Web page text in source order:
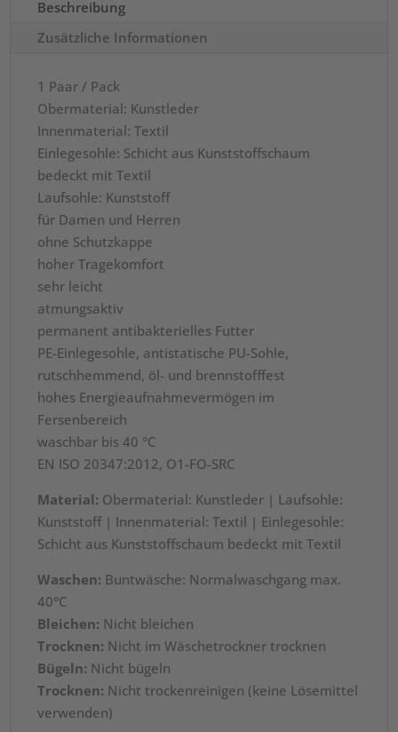
SRC,
Paar
Pack
Menge
Beschreibung
Zusätzliche Informationen
1 Paar / Pack
Obermaterial: Kunstleder
Innenmaterial: Textil
Einlegesohle: Schicht aus Kunststoffschaum
bedeckt mit Textil
Laufsohle: Kunststoff
für Damen und Herren
ohne Schutzkappe
hoher Tragekomfort
sehr leicht
atmungsaktiv
permanent antibakterielles Futter
PE-Einlegesohle, antistatische PU-Sohle,
rutschhemmend, öl- und brennstofffest
hohes Energieaufnahmevermögen im
Fersenbereich
waschbar bis 40 °C
EN ISO 20347:2012, O1-FO-SRC
Material: Obermaterial: Kunstleder | Laufsohle:
Kunststoff | Innenmaterial: Textil | Einlegesohle:
Schicht aus Kunststoffschaum bedeckt mit Textil
Waschen: Buntwäsche: Normalwaschgang max.
40°C
Bleichen: Nicht bleichen
Trocknen: Nicht im Wäschetrockner trocknen
Bügeln: Nicht bügeln
Trocknen: Nicht trockenreinigen (keine Lösemittel
verwenden)